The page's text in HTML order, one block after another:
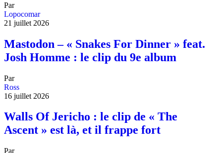
Par
Lopocomar
21 juillet 2026
Mastodon – « Snakes For Dinner » feat.
Josh Homme : le clip du 9e album
Par
Ross
16 juillet 2026
Walls Of Jericho : le clip de « The
Ascent » est là, et il frappe fort
Par